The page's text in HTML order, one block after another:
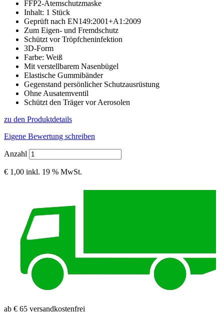
FFP2-Atemschutzmaske
Inhalt: 1 Stück
Geprüft nach EN149:2001+A1:2009
Zum Eigen- und Fremdschutz
Schützt vor Tröpfcheninfektion
3D-Form
Farbe: Weiß
Mit verstellbarem Nasenbügel
Elastische Gummibänder
Gegenstand persönlicher Schutzausrüstung
Ohne Ausatemventil
Schützt den Träger vor Aerosolen
zu den Produktdetails
Eigene Bewertung schreiben
Anzahl
€ 1,00 inkl. 19 % MwSt.
ab € 65 versandkostenfrei